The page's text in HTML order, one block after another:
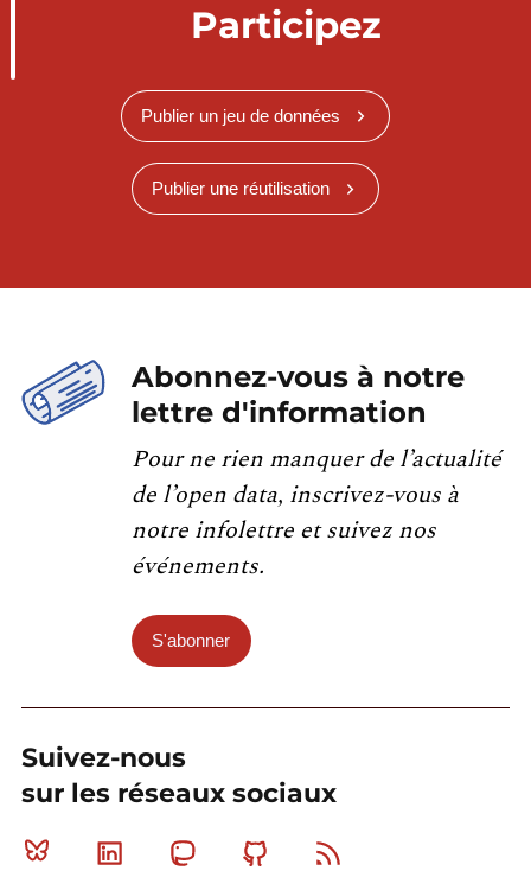
Participez
Publier un jeu de données
Publier une réutilisation
Abonnez-vous à notre
lettre d'information
Pour ne rien manquer de l’actualité
de l’open data, inscrivez-vous à
notre infolettre et suivez nos
événements.
S'abonner
Suivez-nous
sur les réseaux sociaux
Bluesky Linkedin MastodonGithub